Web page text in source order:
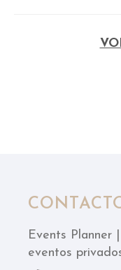
Events Planner
eventos